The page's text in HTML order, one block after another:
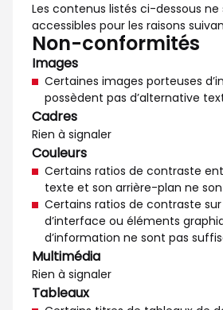
Les contenus listés ci-dessous ne
accessibles pour les raisons
Non-conformités
Images
Certaines images porteuses
possèdent pas d’alternative
Cadres
Rien à signaler
Couleurs
Certains ratios de contraste
texte et son arrière-plan ne
Certains ratios de contraste
d’interface ou éléments
d’information ne sont pas
Multimédia
Rien à signaler
Tableaux